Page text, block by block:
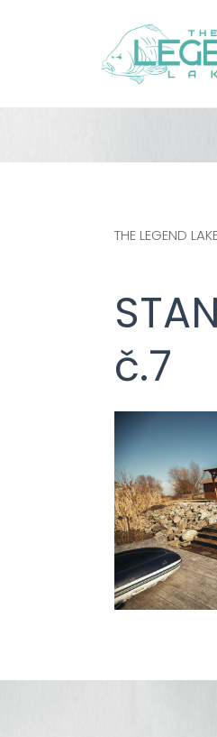
THE LEGEND
č.7